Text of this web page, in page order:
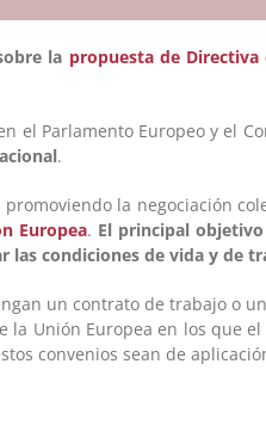
la propuesta de
Parlamento Europeo y el
.
la negociación
Europea. El principal
condiciones de vida y de
un contrato de trabajo o
Unión Europea en los que
convenios sean de